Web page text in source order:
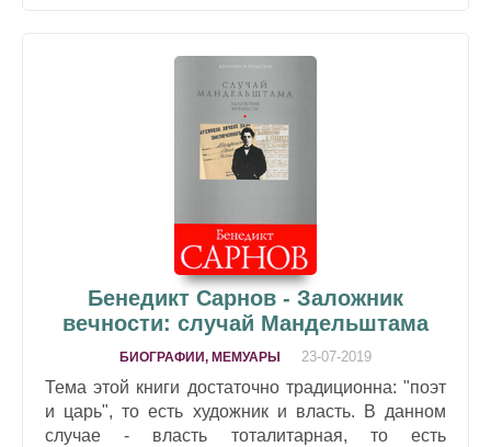
Бенедикт Сарнов - Заложник
вечности: случай Мандельштама
БИОГРАФИИ, МЕМУАРЫ 23-07-2019
Тема этой книги достаточно традиционна: "поэт
и царь", то есть художник и власть. В данном
случае - власть тоталитарная, то есть